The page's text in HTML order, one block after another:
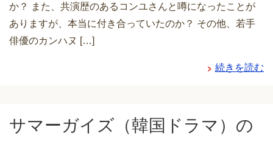
か？ また、共演歴のあるコンユさんと噂になったことが
ありますが、本当に付き合っていたのか？ その他、若手
俳優のカンハヌ […]
続きを読む
サマーガイズ（韓国ドラマ）の